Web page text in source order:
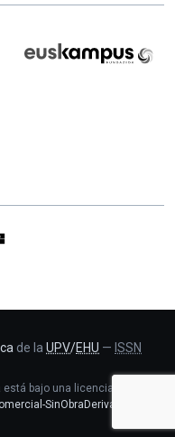
Fundazioa
de la UPV/EHU — ISSN
está bajo una licencia
SinObraDerivada 4.0